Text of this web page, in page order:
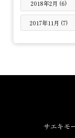
2018年2月 (6)
2017年11月 (7)
サエキモ